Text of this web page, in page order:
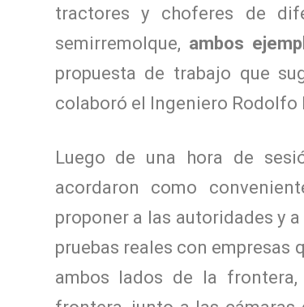
tractores y choferes de
semirremolque, ambos
propuesta de trabajo que
colaboró el Ingeniero Rodolfo
Luego de una hora de
acordaron como
proponer a las autoridades y
pruebas reales con empresas
ambos lados de la